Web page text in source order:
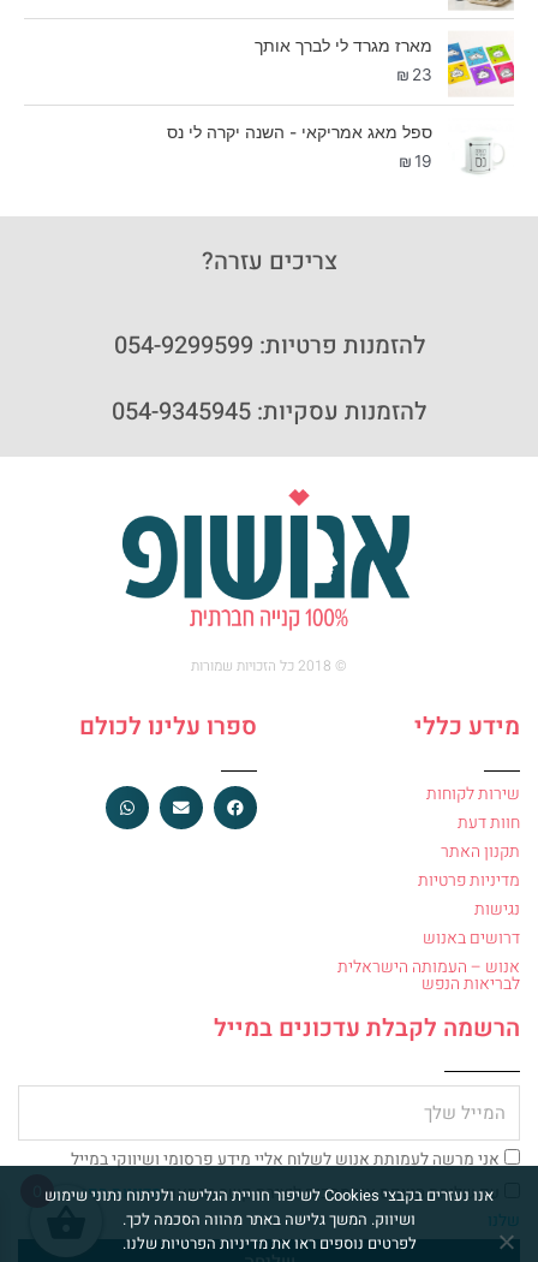
מארז מגרד לי לברך אותך
₪ 23
ספל מאג אמריקאי - השנה יקרה לי נס
₪19
צריכים עזרה?
להזמנות פרטיות: 054-9299599
להזמנות עסקיות: 054-9345945
© 2018 כל הזכויות שמורות
מידע כללי
שירות לקוחות
חוות דעת
תקנון האתר
מדיניות פרטיות
נגישות
דרושים באנוש
אנוש – העמותה הישראלית
לבריאות הנפש
ספרו עלינו לכולם
הרשמה לקבלת עדכונים במייל
צ'ק אני מרשה לעמותת אנוש לשלוח אליי מידע פרסומי ושיווקי במייל
עם שליחת הטופס אני מסכים ליצירת קשר בהתאםמדיניות הפרטיות
שלנו
אנו נעזרים בקבצי Cookies לשיפור חוויית הגלישה ולניתוח נתוני שימוש
ושיווק. המשך גלישה באתר מהווה הסכמה לכך.
לפרטים נוספים ראו את מדיניות הפרטיות שלנו.